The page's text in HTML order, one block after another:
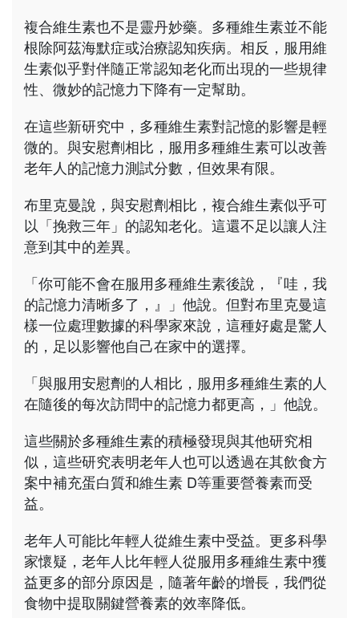
複合維生素也不是靈丹妙藥。多種維生素並不能
根除阿茲海默症或治療認知疾病。相反，服用維
生素似乎對伴隨正常認知老化而出現的一些規律
性、微妙的記憶力下降有一定幫助。
在這些新研究中，多種維生素對記憶的影響是輕
微的。與安慰劑相比，服用多種維生素可以改善
老年人的記憶力測試分數，但效果有限。
布里克曼說，與安慰劑相比，複合維生素似乎可
以「挽救三年」的認知老化。這還不足以讓人注
意到其中的差異。
「你可能不會在服用多種維生素後說，『哇，我
的記憶力清晰多了，』」他說。但對布里克曼這
樣一位處理數據的科學家來說，這種好處是驚人
的，足以影響他自己在家中的選擇。
「與服用安慰劑的人相比，服用多種維生素的人
在隨後的每次訪問中的記憶力都更高，」他說。
這些關於多種維生素的積極發現與其他研究相
似，這些研究表明老年人也可以透過在其飲食方
案中補充蛋白質和維生素 D等重要營養素而受
益。
老年人可能比年輕人從維生素中受益。更多科學
家懷疑，老年人比年輕人從服用多種維生素中獲
益更多的部分原因是，隨著年齡的增長，我們從
食物中提取關鍵營養素的效率降低。